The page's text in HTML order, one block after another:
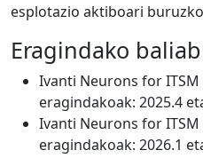
esplotazio aktiboari
Eragindako
Ivanti Neurons for
eragindakoak: 2025.4
Ivanti Neurons for
eragindakoak: 2026.1